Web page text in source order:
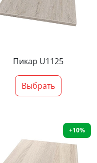
Пикар U1125
Выбрать
+10%